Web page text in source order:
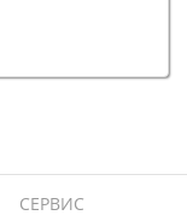
СЕРВИС